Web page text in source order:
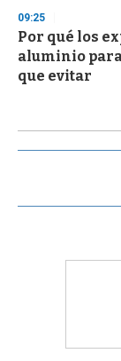
09:25
Por qué los
aluminio
que evitar